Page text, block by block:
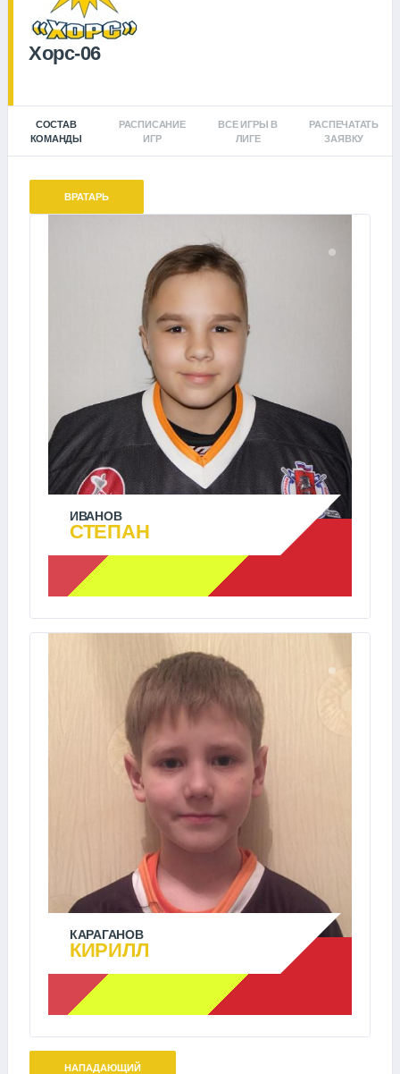
Хорс-06
СОСТАВ
КОМАНДЫ
РАСПИСАНИЕ
ИГР
ВСЕ ИГРЫ В
ЛИГЕ
РАСПЕЧАТАТЬ
ЗАЯВКУ
ВРАТАРЬ
ИВАНОВ
СТЕПАН
КАРАГАНОВ
КИРИЛЛ
НАПАДАЮЩИЙ